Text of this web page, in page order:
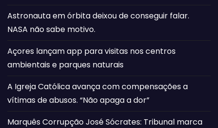
Astronauta em órbita deixou de conseguir falar.
NASA não sabe motivo.
Açores lançam app para visitas nos centros
ambientais e parques naturais
A Igreja Católica avança com compensações a
vítimas de abusos. “Não apaga a dor”
Marquês Corrupção José Sócrates: Tribunal marca